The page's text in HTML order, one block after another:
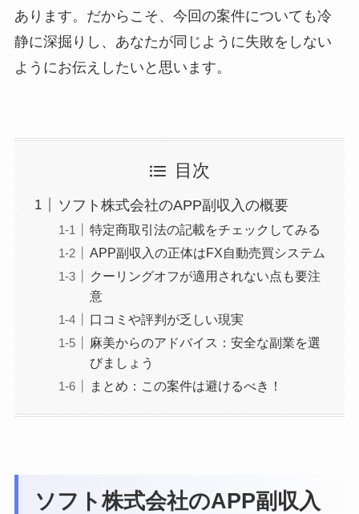
あります。だからこそ、今回の案件についても冷
静に深掘りし、あなたが同じように失敗をしない
ようにお伝えしたいと思います。
目次
ソフト株式会社のAPP副収入の概要
特定商取引法の記載をチェックしてみる
APP副収入の正体はFX自動売買システム
クーリングオフが適用されない点も要注
意
口コミや評判が乏しい現実
麻美からのアドバイス：安全な副業を選
びましょう
まとめ：この案件は避けるべき！
ソフト株式会社のAPP副収入